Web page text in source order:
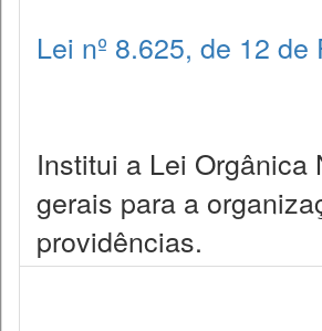
Lei nº 8.625, de 12
Institui a Lei
gerais para a
providências.